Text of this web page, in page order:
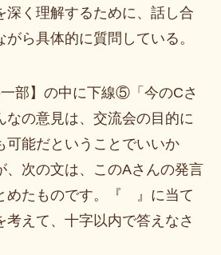
深く理解するために、話し合
ら具体的に質問している。
一部】の中に下線⑤「今のCさ
なの意見は、交流会の目的に
可能だということでいいか
、次の文は、このAさんの発言
めたものです。『 』に当て
考えて、十字以内で答えなさ